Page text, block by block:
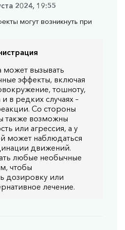
2024, 19:55
могут возникнуть при
вызывать
эффекты, включая
тошноту,
в редких случаях –
Со стороны
также возможны
или агрессия, а у
может наблюдаться
движений.
любые необычные
чтобы
дозировку или
лечение.